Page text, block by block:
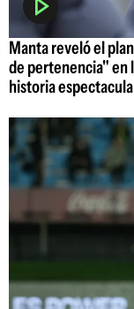
Manta reveló el
de pertenencia" en
historia